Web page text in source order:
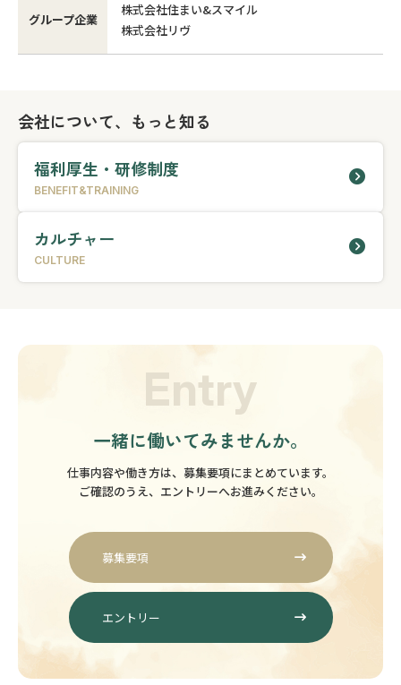
グループ企業
株式会社住まい&スマイル
株式会社リヴ
会社について、もっと知る
福利厚生・研修制度
BENEFIT&TRAINING
カルチャー
CULTURE
Entry
一緒に働いてみませんか。
仕事内容や働き方は、募集要項にまとめています。
ご確認のうえ、エントリーへお進みください。
募集要項
エントリー